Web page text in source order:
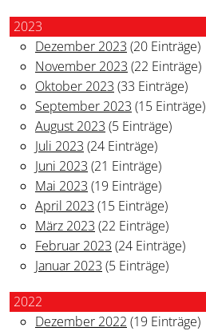
2023
Dezember 2023 (20 Einträge)
November 2023 (22 Einträge)
Oktober 2023 (33 Einträge)
September 2023 (15 Einträge)
August 2023 (5 Einträge)
Juli 2023 (24 Einträge)
Juni 2023 (21 Einträge)
Mai 2023 (19 Einträge)
April 2023 (15 Einträge)
März 2023 (22 Einträge)
Februar 2023 (24 Einträge)
Januar 2023 (5 Einträge)
2022
Dezember 2022 (19 Einträge)